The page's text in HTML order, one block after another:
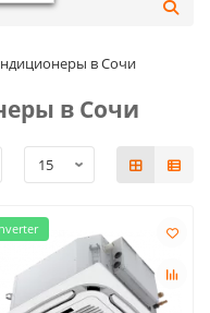
в Сочи
в Сочи